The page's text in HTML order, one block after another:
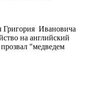
Григория Ивановича
на английский
"медведем